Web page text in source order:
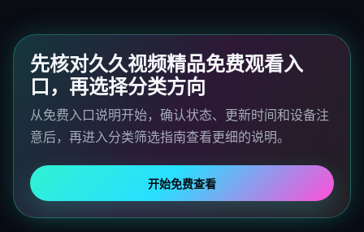
先核对久久视频精品免费观看入
口，再选择分类方向
从免费入口说明开始，确认状态、更新时间和设备注
意后，再进入分类筛选指南查看更细的说明。
开始免费查看